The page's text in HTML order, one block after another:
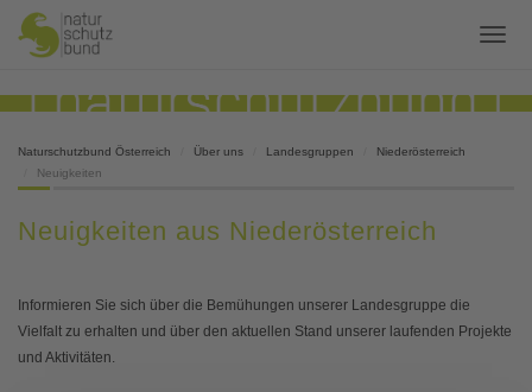
Naturschutzbund Österreich Über uns Landesgruppen
Niederösterreich
Neuigkeiten
Neuigkeiten aus Niederösterreich
Informieren Sie sich über die Bemühungen unserer Landesgruppe die
Vielfalt zu erhalten und über den aktuellen Stand unserer laufenden Projekte
und Aktivitäten.